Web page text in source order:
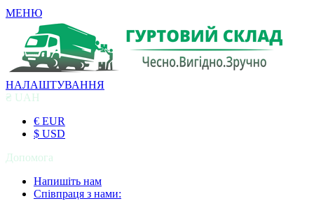
МЕНЮ
НАЛАШТУВАННЯ
₴ UAH
€ EUR
$ USD
Допомога
Напишіть нам
Співпраця з нами: